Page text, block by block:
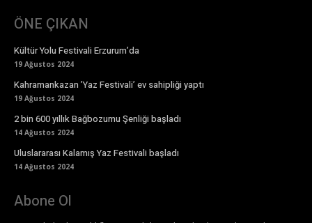
ÖNE ÇIKAN
Kültür Yolu Festivali Erzurum’da
19 Ağustos 2024
Kahramankazan ’Yaz Festivali’ ev sahipliği yaptı
19 Ağustos 2024
2 bin 600 yıllık Bağbozumu Şenliği başladı
14 Ağustos 2024
Uluslararası Kalamış Yaz Festivali başladı
14 Ağustos 2024
Abone Ol